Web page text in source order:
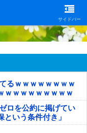
サイドバー
るｗｗｗｗｗｗｗｗ
ｗｗｗｗｗｗｗｗｗ
ロを公約に掲げてい
いう条件付き」